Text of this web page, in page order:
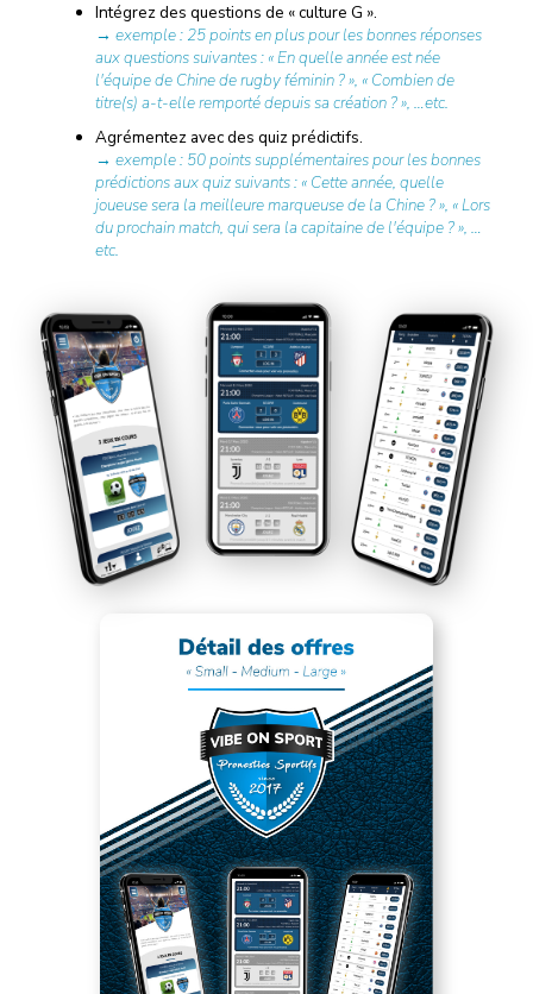
Intégrez des questions de « culture G ».
→ exemple : 25 points en plus pour les bonnes réponses
aux questions suivantes : « En quelle année est née
l'équipe de Chine de rugby féminin ? », « Combien de
titre(s) a-t-elle remporté depuis sa création ? », …etc.
Agrémentez avec des quiz prédictifs.
→ exemple : 50 points supplémentaires pour les bonnes
prédictions aux quiz suivants : « Cette année, quelle
joueuse sera la meilleure marqueuse de la Chine ? », « Lors
du prochain match, qui sera la capitaine de l'équipe ? », …
etc.